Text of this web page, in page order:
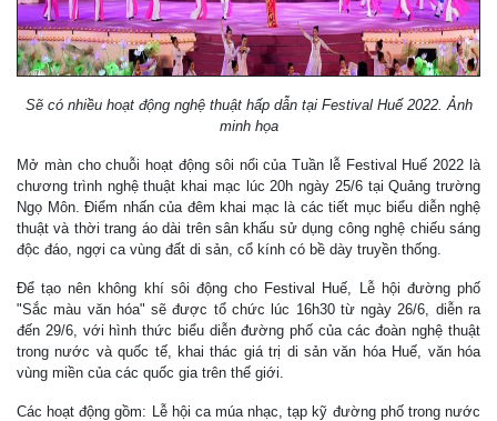
Sẽ có nhiều hoạt động nghệ thuật hấp dẫn tại Festival Huế 2022. Ảnh
minh họa
Mở màn cho chuỗi hoạt động sôi nổi của Tuần lễ Festival Huế 2022 là
chương trình nghệ thuật khai mạc lúc 20h ngày 25/6 tại Quảng trường
Ngọ Môn. Điểm nhấn của đêm khai mạc là các tiết mục biểu diễn nghệ
thuật và thời trang áo dài trên sân khấu sử dụng công nghệ chiếu sáng
độc đáo, ngợi ca vùng đất di sản, cổ kính có bề dày truyền thống.
Để tạo nên không khí sôi động cho Festival Huế, Lễ hội đường phố
"Sắc màu văn hóa" sẽ được tổ chức lúc 16h30 từ ngày 26/6, diễn ra
đến 29/6, với hình thức biểu diễn đường phố của các đoàn nghệ thuật
trong nước và quốc tế, khai thác giá trị di sản văn hóa Huế, văn hóa
vùng miền của các quốc gia trên thế giới.
Các hoạt động gồm: Lễ hội ca múa nhạc, tạp kỹ đường phố trong nước